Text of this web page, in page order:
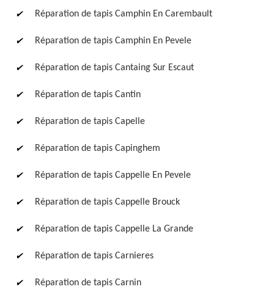
Réparation de tapis Camphin En Carembault
Réparation de tapis Camphin En Pevele
Réparation de tapis Cantaing Sur Escaut
Réparation de tapis Cantin
Réparation de tapis Capelle
Réparation de tapis Capinghem
Réparation de tapis Cappelle En Pevele
Réparation de tapis Cappelle Brouck
Réparation de tapis Cappelle La Grande
Réparation de tapis Carnieres
Réparation de tapis Carnin